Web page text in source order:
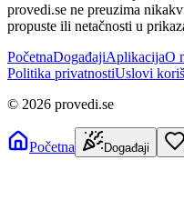
provedi.se ne preuzima
propuste ili netačnosti u
PočetnaDogađajiAplikacijaO
Politika privatnostiUslovi
© 2026 provedi.se
Početna Događaji